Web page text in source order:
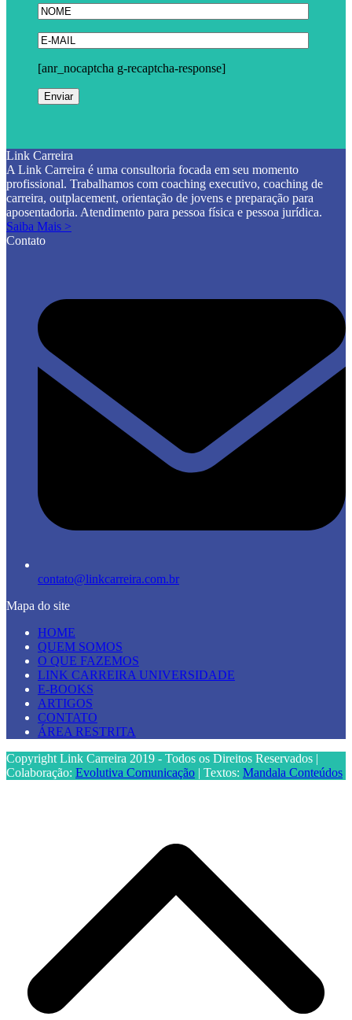
[anr_nocaptcha g-recaptcha-response]
Link Carreira
A Link Carreira é uma consultoria focada em seu momento
profissional. Trabalhamos com coaching executivo, coaching de
carreira, outplacement, orientação de jovens e preparação para
aposentadoria. Atendimento para pessoa física e pessoa jurídica.
Saiba Mais >
Contato
contato@linkcarreira.com.br
Mapa do site
HOME
QUEM SOMOS
O QUE FAZEMOS
LINK CARREIRA UNIVERSIDADE
E-BOOKS
ARTIGOS
CONTATO
ÁREA RESTRITA
Copyright Link Carreira 2019 - Todos os Direitos Reservados |
Colaboração: Evolutiva Comunicação | Textos: Mandala Conteúdos